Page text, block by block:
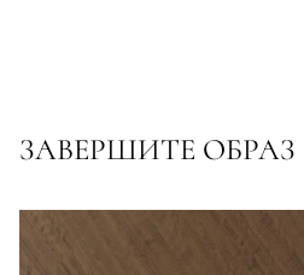
ЗАВЕРШИТЕ ОБРАЗ